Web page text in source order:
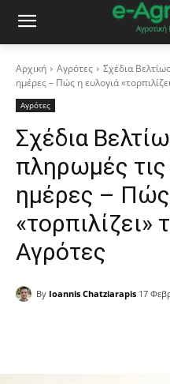
Αρχική Αγρότες
Σχέδια
ημέρες – Πώς η ευλογιά
Αγρότες
Σχέδια
πληρωμές
ημέρες – Πώς
«τορπιλίζει»
Αγρότες
By Ioannis Chatziarapis 17